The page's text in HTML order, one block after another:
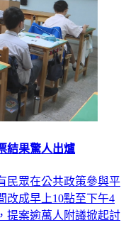
結果驚人出爐
民眾在公共政策參與平
改成早上10點至下午4
提案逾萬人附議掀起討